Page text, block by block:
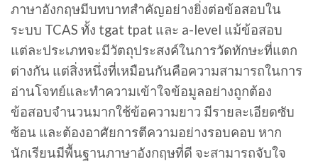
ภาษาอังกฤษมีบทบาทสำคัญอย่างยิ่งต่อข้อสอบใน
ระบบ TCAS ทั้ง tgat tpat และ a-level แม้ข้อสอบ
แต่ละประเภทจะมีวัตถุประสงค์ในการวัดทักษะที่แตก
ต่างกัน แต่สิ่งหนึ่งที่เหมือนกันคือความสามารถในการ
อ่านโจทย์และทำความเข้าใจข้อมูลอย่างถูกต้อง
ข้อสอบจำนวนมากใช้ข้อความยาว มีรายละเอียดซับ
ซ้อน และต้องอาศัยการตีความอย่างรอบคอบ หาก
นักเรียนมีพื้นฐานภาษาอังกฤษที่ดี จะสามารถจับใจ